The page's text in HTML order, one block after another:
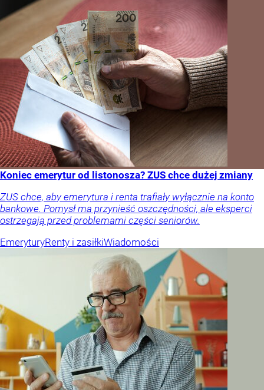
Koniec emerytur od listonosza? ZUS chce dużej zmiany
ZUS chce, aby emerytura i renta trafiały wyłącznie na konto
bankowe. Pomysł ma przynieść oszczędności, ale eksperci
ostrzegają przed problemami części seniorów.
EmeryturyRenty i zasiłkiWiadomości